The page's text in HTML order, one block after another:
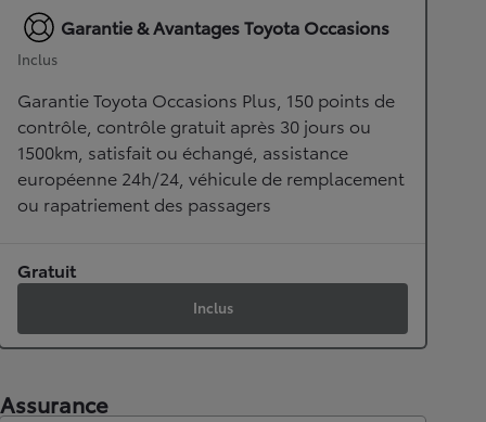
Garantie & Avantages Toyota Occasions
Inclus
Garantie Toyota Occasions Plus, 150 points de
contrôle, contrôle gratuit après 30 jours ou
1500km, satisfait ou échangé, assistance
européenne 24h/24, véhicule de remplacement
ou rapatriement des passagers
Gratuit
Inclus
Assurance